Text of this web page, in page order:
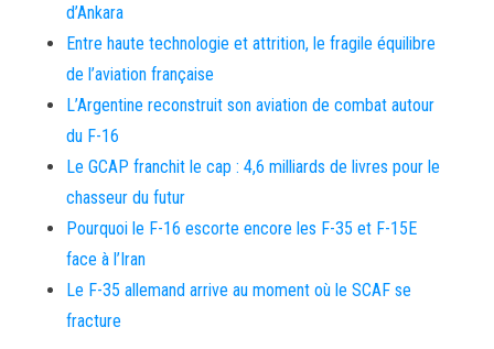
d’Ankara
Entre haute technologie et attrition, le fragile équilibre
de l’aviation française
L’Argentine reconstruit son aviation de combat autour
du F-16
Le GCAP franchit le cap : 4,6 milliards de livres pour le
chasseur du futur
Pourquoi le F-16 escorte encore les F-35 et F-15E
face à l’Iran
Le F-35 allemand arrive au moment où le SCAF se
fracture